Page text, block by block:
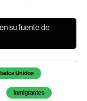
en su fuente de
Unidos
Inmigrantes